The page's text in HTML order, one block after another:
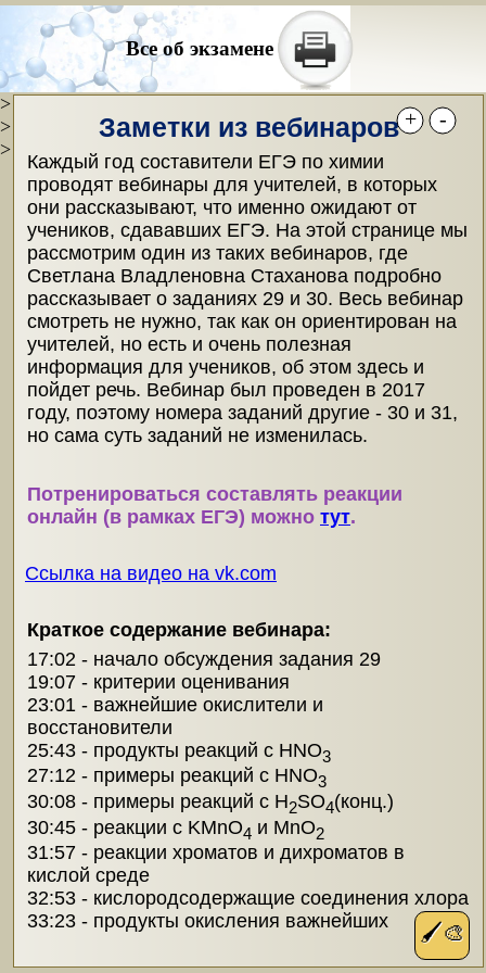
Все об экзамене
>
>
>
Заметки из вебинаров
Каждый год составители ЕГЭ по химии
проводят вебинары для учителей, в которых
они рассказывают, что именно ожидают от
учеников, сдававших ЕГЭ. На этой странице мы
рассмотрим один из таких вебинаров, где
Светлана Владленовна Стаханова подробно
рассказывает о заданиях 29 и 30. Весь вебинар
смотреть не нужно, так как он ориентирован на
учителей, но есть и очень полезная
информация для учеников, об этом здесь и
пойдет речь. Вебинар был проведен в 2017
году, поэтому номера заданий другие - 30 и 31,
но сама суть заданий не изменилась.
Потренироваться составлять реакции
онлайн (в рамках ЕГЭ) можно тут.
Ссылка на видео на vk.com
Краткое содержание вебинара:
17:02 - начало обсуждения задания 29
19:07 - критерии оценивания
23:01 - важнейшие окислители и
восстановители
25:43 - продукты реакций с HNO3
27:12 - примеры реакций с HNO3
30:08 - примеры реакций с H2SO4(конц.)
30:45 - реакции с KMnO4 и MnO2
31:57 - реакции хроматов и дихроматов в
кислой среде
32:53 - кислородсодержащие соединения хлора
33:23 - продукты окисления важнейших
+ -
🖌️🎨